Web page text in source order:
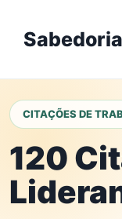
content
CITAÇÕES DE
120